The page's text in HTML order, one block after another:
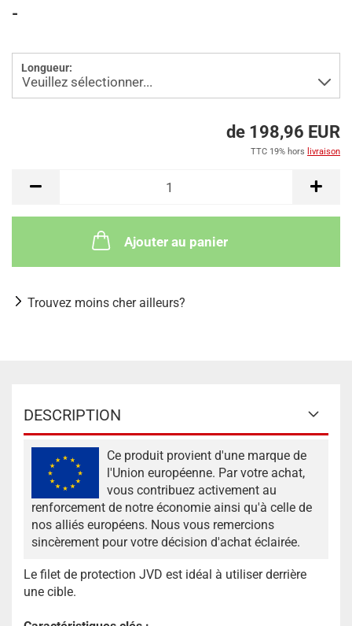
-
Longueur:
de 198,96 EUR
TTC 19% hors livraison
Ajouter au panier
Trouvez moins cher ailleurs?
DESCRIPTION
Ce produit provient d'une marque de
l'Union européenne. Par votre achat,
vous contribuez activement au
renforcement de notre économie ainsi qu'à celle de
nos alliés européens. Nous vous remercions
sincèrement pour votre décision d'achat éclairée.
Le filet de protection JVD est idéal à utiliser derrière
une cible.